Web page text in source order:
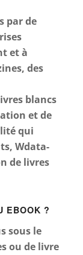
par de
et à
des
blancs
et de
qui
Wdata-
de livres
EBOOK ?
sous le
ou de livre